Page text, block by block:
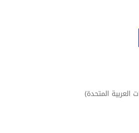
العربية المتحدة)